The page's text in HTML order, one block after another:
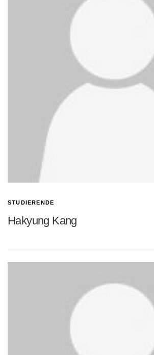
STUDIERENDE
Hakyung Kang